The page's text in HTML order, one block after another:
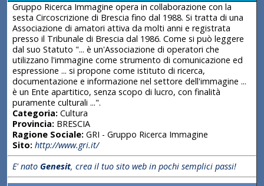
Gruppo Ricerca Immagine opera in collaborazione con la
sesta Circoscrizione di Brescia fino dal 1988. Si tratta di una
Associazione di amatori attiva da molti anni e registrata
presso il Tribunale di Brescia dal 1986. Come si può leggere
dal suo Statuto "... è un'Associazione di operatori che
utilizzano l'immagine come strumento di comunicazione ed
espressione ... si propone come istituto di ricerca,
documentazione e informazione nel settore dell'immagine ...
è un Ente apartitico, senza scopo di lucro, con finalità
puramente culturali ...".
Categoria:Cultura
Provincia:BRESCIA
Ragione Sociale:GRI - Gruppo Ricerca Immagine
Sito: http://www.gri.it/
E' nato Genesit, crea il tuo sito web in pochi semplici passi!